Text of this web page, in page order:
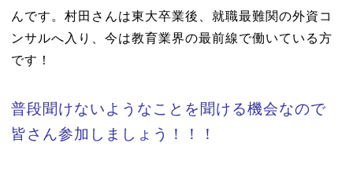
んです。村田さんは東大卒業後、就職最難関の外資コ
ンサルへ入り、今は教育業界の最前線で働いている方
です！
普段聞けないようなことを聞ける機会なので
皆さん参加しましょう！！！